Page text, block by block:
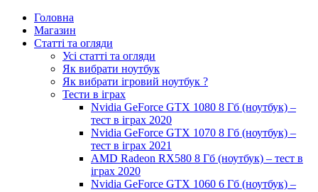
Головна
Магазин
Статті та огляди
Усі статті та огляди
Як вибрати ноутбук
Як вибрати ігровий ноутбук ?
Тести в іграх
Nvidia GeForce GTX 1080 8 Гб (ноутбук) –
тест в іграх 2020
Nvidia GeForce GTX 1070 8 Гб (ноутбук) –
тест в іграх 2021
AMD Radeon RX580 8 Гб (ноутбук) – тест в
іграх 2020
Nvidia GeForce GTX 1060 6 Гб (ноутбук) –